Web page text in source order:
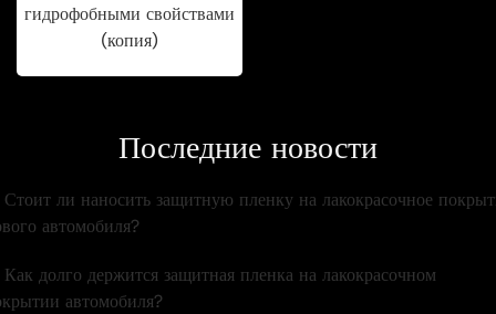
гидрофобными свойствами
(копия)
Последние новости
ли наносить защитную пленку на лакокрасочное
автомобиля?
долго держится защитная пленка на лакокрасочном
автомобиля?